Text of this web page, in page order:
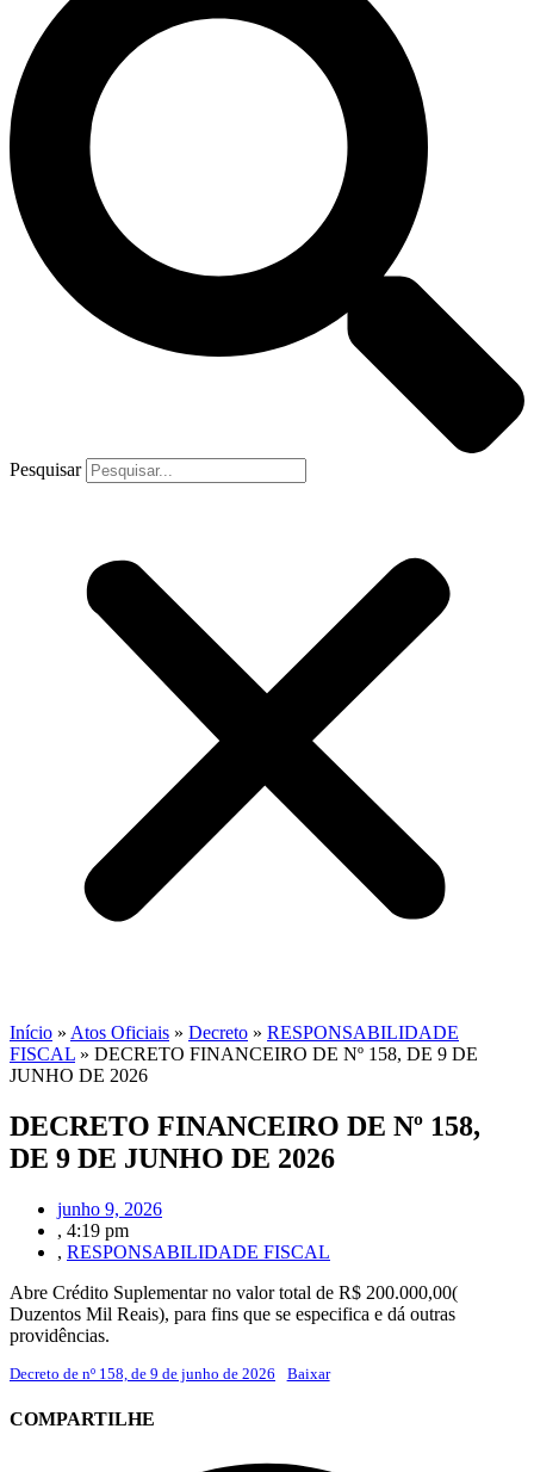
Pesquisar
Início » Atos Oficiais » Decreto » RESPONSABILIDADE
FISCAL » DECRETO FINANCEIRO DE Nº 158, DE 9 DE
JUNHO DE 2026
DECRETO FINANCEIRO DE Nº 158,
DE 9 DE JUNHO DE 2026
junho 9, 2026
, 4:19 pm
, RESPONSABILIDADE FISCAL
Abre Crédito Suplementar no valor total de R$ 200.000,00(
Duzentos Mil Reais), para fins que se especifica e dá outras
providências.
Decreto de nº 158, de 9 de junho de 2026 Baixar
COMPARTILHE